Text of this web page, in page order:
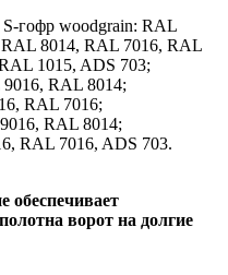
гофр woodgrain: RAL
8014, RAL 7016, RAL
1015, ADS 703;
RAL 8014;
RAL 7016;
RAL 8014;
RAL 7016, ADS 703.
обеспечивает
ворот на долгие